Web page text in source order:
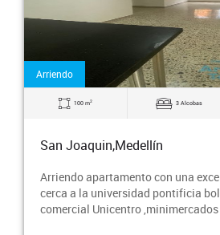
Arriendo
100 m2 3 Alcobas
San Joaquin,Medellín
Arriendo apartamento con una
cerca a la universidad pontificia
comercial Unicentro ,minimercados